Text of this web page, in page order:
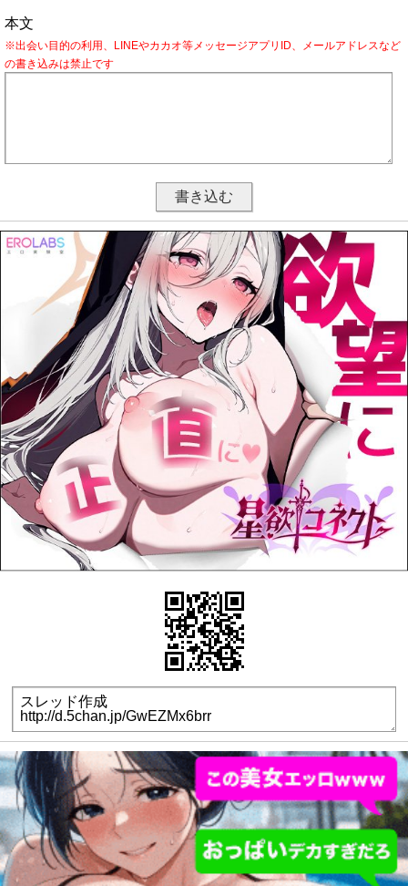
本文
※出会い目的の利用、LINEやカカオ等メッセージアプリID、メールアドレスなど
の書き込みは禁止です